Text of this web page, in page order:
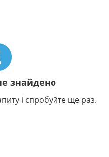
знайдено
і спробуйте ще раз.